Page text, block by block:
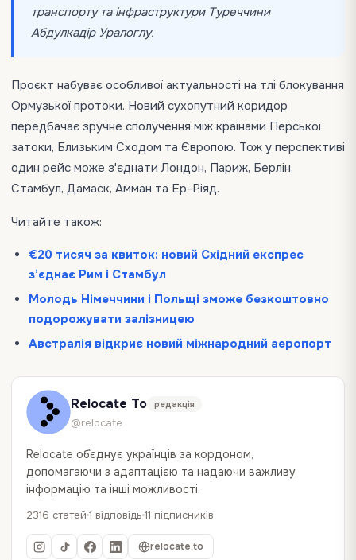
транспорту та інфраструктури Туреччини
Абдулкадір Уралоглу.
Проєкт набуває особливої актуальності на тлі блокування
Ормузької протоки. Новий сухопутний коридор
передбачає зручне сполучення між країнами Перської
затоки, Близьким Сходом та Європою. Тож у перспективі
один рейс може з'єднати Лондон, Париж, Берлін,
Стамбул, Дамаск, Амман та Ер-Ріяд.
Читайте також:
€20 тисяч за квиток: новий Східний експрес
з’єднає Рим і Стамбул
Молодь Німеччини і Польщі зможе безкоштовно
подорожувати залізницею
Австралія відкриє новий міжнародний аеропорт
Relocate To редакція
@relocate
Relocate об`єднує українців за кордоном,
допомагаючи з адаптацією та надаючи важливу
інформацію та інші можливості.
2316 статей 1 відповідь 11 підписників
relocate.to